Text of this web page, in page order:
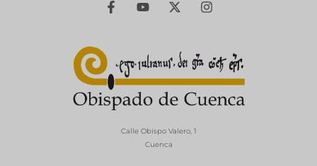
Calle Obispo Valero, 1
Cuenca